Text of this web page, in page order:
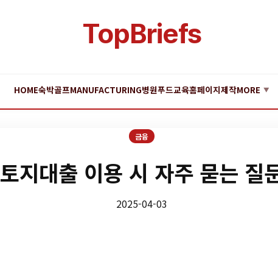
TopBriefs
HOME숙박골프MANUFACTURING병원푸드교육홈페이지제작MORE ▼
금융
토지대출 이용 시 자주 묻는 질
2025-04-03